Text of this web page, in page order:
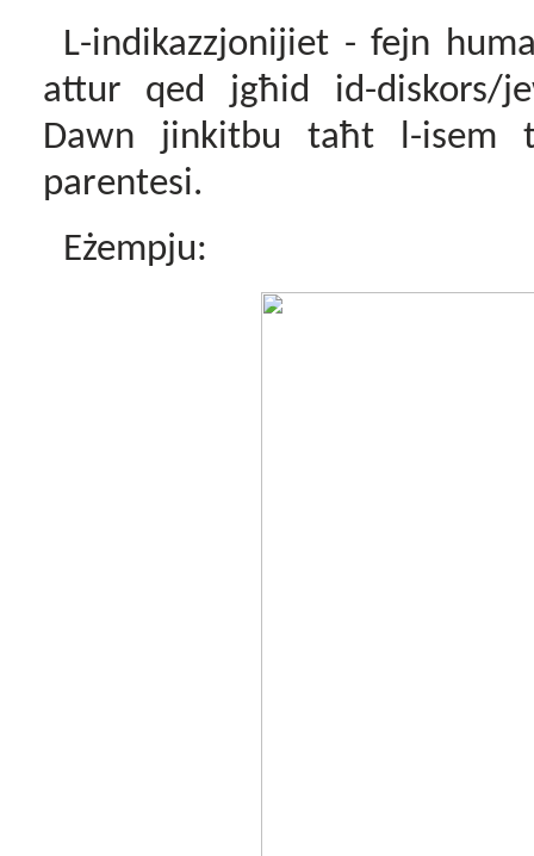
L-indikazzjonijiet - fejn
attur qed jgħid id-diskors/
Dawn jinkitbu taħt l-isem
parentesi.
Eżempju: